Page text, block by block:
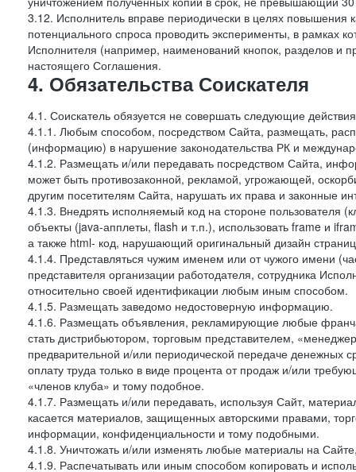
3.12. Исполнитель вправе периодически в целях повышения
потенциального спроса проводить эксперименты, в рамках
Исполнителя (например, наименований кнопок, разделов и
настоящего Соглашения.
4. Обязательства Соискателя
4.1. Соискатель обязуется не совершать следующие
4.1.1. Любым способом, посредством Сайта, размещать,
(информацию) в нарушение законодательства РК и
4.1.2. Размещать и/или передавать посредством Сайта,
может быть противозаконной, рекламой, угрожающей,
другим посетителям Сайта, нарушать их права и законные
4.1.3. Внедрять исполняемый код на стороне пользователя
объекты (java-апплеты, flash и т.п.), использовать frame и
а также html- код, нарушающий оригинальный дизайн
4.1.4. Представляться чужим именем или от чужого имени
представителя организации работодателя, сотрудника
относительно своей идентификации любым иным способом.
4.1.5. Размещать заведомо недостоверную информацию.
4.1.6. Размещать объявления, рекламирующие любые
стать дистрибьютором, торговым представителем,
предварительной и/или периодической передаче
оплату труда только в виде процента от продаж и/или
«членов клуба» и тому подобное.
4.1.7. Размещать и/или передавать, используя Сайт,
касается материалов, защищенных авторскими правами,
информации, конфиденциальности и тому подобными.
4.1.8. Уничтожать и/или изменять любые материалы на
4.1.9. Распечатывать или иным способом копировать и